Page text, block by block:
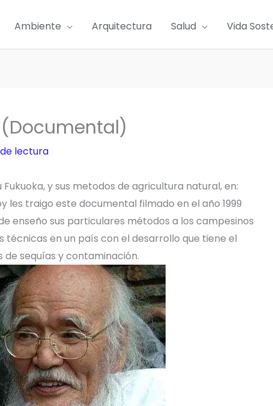
Ambiente Arquitectura Salud Vida
(Documental)
lectura
y sus metodos de agricultura natural, en:
les traigo este documental filmado en el año 1999
enseño sus particulares métodos a los campesinos
técnicas en un país con el desarrollo que tiene el
sequías y contaminación.